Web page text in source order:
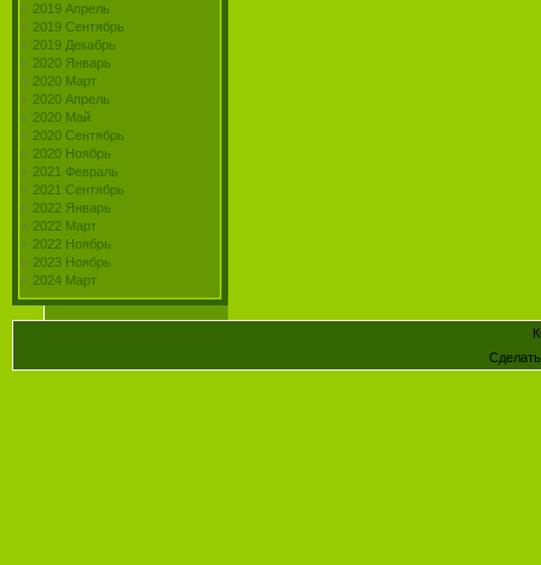
2019 Апрель
2019 Сентябрь
2019 Декабрь
2020 Январь
2020 Март
2020 Апрель
2020 Май
2020 Сентябрь
2020 Ноябрь
2021 Февраль
2021 Сентябрь
2022 Январь
2022 Март
2022 Ноябрь
2023 Ноябрь
2024 Март